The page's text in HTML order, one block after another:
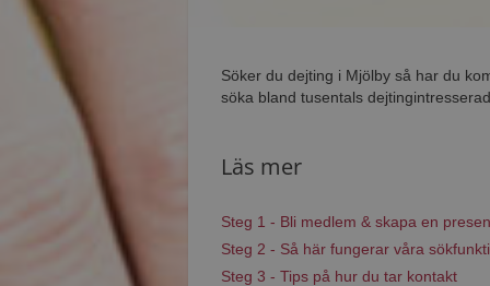
Söker du dejting i Mjölby så har du
söka bland tusentals
Läs mer
Steg 1 - Bli medlem & skapa en
Steg 2 - Så här fungerar våra
Steg 3 - Tips på hur du tar kontakt